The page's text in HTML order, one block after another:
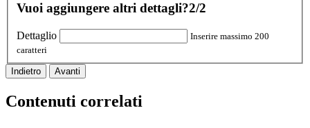
Vuoi aggiungere altri dettagli?2/2
Dettaglio
Inserire massimo 200
caratteri
Indietro Avanti
Contenuti correlati